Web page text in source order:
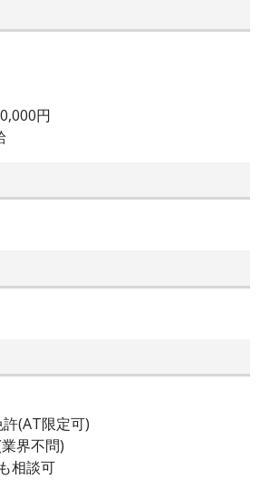
円
許(AT限定可)
界不問)
相談可